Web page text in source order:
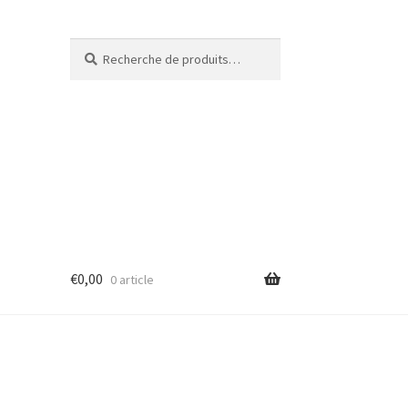
€0,00 0 article